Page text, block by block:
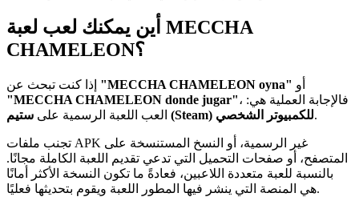
أين يمكنك لعب لعبة MECCHA
CHAMELEON؟
"MECCHA CHAMELEON oyna" أو
"MECCHA CHAMELEON donde jugar"، فالإجابة العملية هي:
العب اللعبة الرسمية على
ستيم (Steam) للكمبيوتر الشخصي.
تجنب ملفات APK غير الرسمية، أو النسخ المستنسخة على
المتصفح، أو صفحات التحميل التي تدعي تقديم اللعبة الكاملة مجانًا.
بالنسبة للعبة متعددة اللاعبين، فعادةً ما تكون النسخة الأكثر أمانًا
هي المنصة التي ينشر فيها المطور اللعبة ويقوم بتحديثها فعليًا.